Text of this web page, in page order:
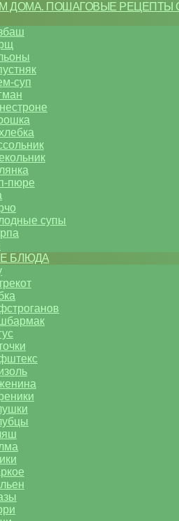
ДОМА. ПОШАГОВЫЕ РЕЦЕПТЫ
суп
пюре
супы
БЛЮДА